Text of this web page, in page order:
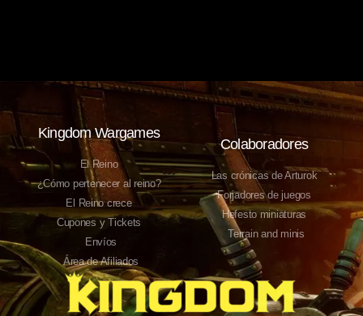
Kingdom Wargames
El Reino
¿Cómo pertenecer al reino?
El Reino crece
Cupones y Tickets
Envíos
Área de Afiliados
Colaboradores
Las crónicas de Arturok
Forjadores de juegos
Hefesto miniaturas
Terrain and minis